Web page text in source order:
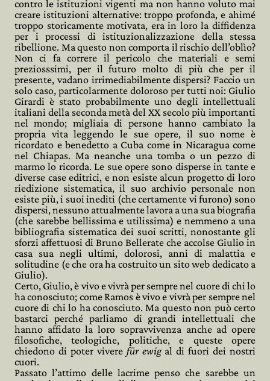
contro le istituzioni vigenti ma non hanno voluto mai
creare istituzioni alternative: troppo profonda, e ahimé
troppo storicamente motivata, era in loro la diffidenza
per i processi di istituzionalizzazione della stessa
ribellione. Ma questo non comporta il rischio dell’oblìo?
Non ci fa correre il pericolo che materiali e semi
preziosssimi, per il futuro molto di più che per il
presente, vadano irrimediabilmente dispersi? Faccio un
solo caso, particolarmente doloroso per tutti noi: Giulio
Girardi è stato probabilmente uno degli intellettuali
italiani della seconda metà del XX secolo più importanti
nel mondo; migliaia di persone hanno cambiato la
propria vita leggendo le sue opere, il suo nome è
ricordato e benedetto a Cuba come in Nicaragua come
nel Chiapas. Ma neanche una tomba o un pezzo di
marmo lo ricorda. Le sue opere sono disperse in tante e
diverse case editrici, e non esiste alcun progetto di loro
riedizione sistematica, il suo archivio personale non
esiste più, i suoi inediti (che certamente vi furono) sono
dispersi, nessuno attualmente lavora a una sua biografia
(che sarebbe bellissima e utilissima) e nemmeno a una
bibliografia sistematica dei suoi scritti, nonostante gli
sforzi affettuosi di Bruno Bellerate che accolse Giulio in
casa sua negli ultimi, dolorosi, anni di malattia e
solitudine (e che ora ha costruito un sito web dedicato a
Giulio).
Certo, Giulio, è vivo e vivrà per sempre nel cuore di chi lo
ha conosciuto; come Ramos è vivo e vivrà per sempre nel
cuore di chi lo ha conosciuto. Ma questo non può certo
bastarci perché parliamo di grandi intellettuali che
hanno affidato la loro sopravvivenza anche ad opere
filosofiche, teologiche, politiche, e queste opere
chiedono di poter vivere für ewigal di fuori dei nostri
cuori.
Passato l’attimo delle lacrime penso che sarebbe un